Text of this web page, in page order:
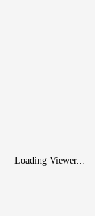
Loading Viewer...